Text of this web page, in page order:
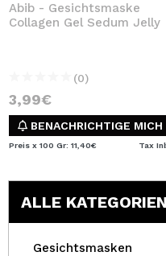
Abib - Gesichtsmaske
Collagen Gel Sedum Jelly
(0)
3,99€
BENACHRICHTIGE MICH
Preis x 100 Gr: 11,40€ Tax
ALLE
Gesichtsmasken